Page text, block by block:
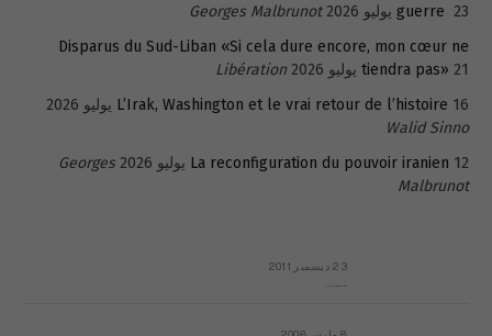
guerre 23 يوليو 2026
Georges Malbrunot
Disparus du Sud-Liban «Si cela dure encore, mon cœur ne
tiendra pas» 21 يوليو 2026
Libération
L’Irak, Washington et le vrai retour de l’histoire 16 يوليو 2026
Walid Sinno
La reconfiguration du pouvoir iranien 12 يوليو 2026
Georges
Malbrunot
23 ديسمبر 2011